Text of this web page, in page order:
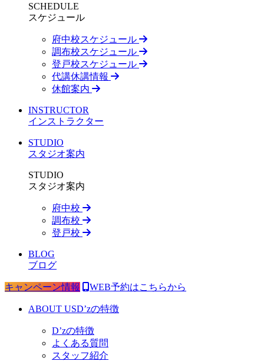
SCHEDULE
スケジュール
府中校スケジュール
調布校スケジュール
登戸校スケジュール
代講休講情報
休館案内
INSTRUCTOR
インストラクター
STUDIO
スタジオ案内
STUDIO
スタジオ案内
府中校
調布校
登戸校
BLOG
ブログ
キャンペーン情報 WEB予約はこちらから
ABOUT USD’zの特徴
D’zの特徴
よくある質問
スタッフ紹介